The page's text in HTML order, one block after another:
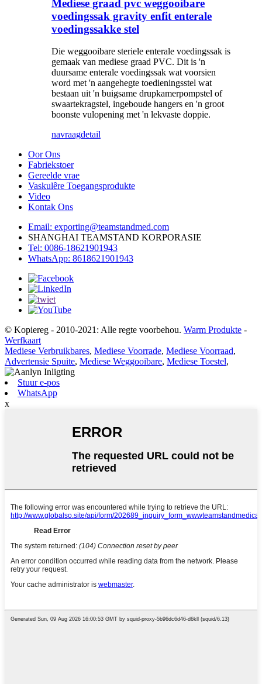
Mediese graad pvc weggooibare
voedingssak gravity enfit enterale
voedingssakke stel
Die weggooibare steriele enterale voedingssak is
gemaak van mediese graad PVC. Dit is 'n
duursame enterale voedingssak wat voorsien
word met 'n aangehegte toedieningsstel wat
bestaan ​​uit 'n buigsame drupkamerpompstel of
swaartekragstel, ingeboude hangers en 'n groot
boonste vulopening met 'n lekvaste doppie.
navraagdetail
Oor Ons
Fabriekstoer
Gereelde vrae
Vaskulêre Toegangsprodukte
Video
Kontak Ons
Email: exporting@teamstandmed.com
SHANGHAI TEAMSTAND KORPORASIE
Tel: 0086-18621901943
WhatsApp: 8618621901943
© Kopiereg - 2010-2021: Alle regte voorbehou. Warm Produkte -
Werfkaart
Mediese Verbruikbares, Mediese Voorrade, Mediese Voorraad,
Advertensie Spuite, Mediese Weggooibare, Mediese Toestel,
Stuur e-pos
WhatsApp
x